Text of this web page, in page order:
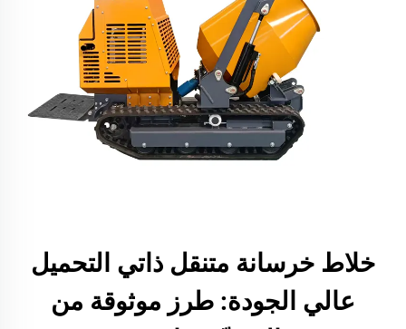
خلاط خرسانة متنقل ذاتي التحميل
عالي الجودة: طرز موثوقة من